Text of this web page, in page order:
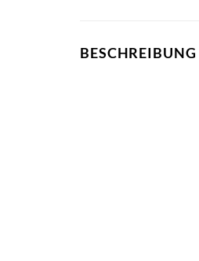
BESCHREIBUNG